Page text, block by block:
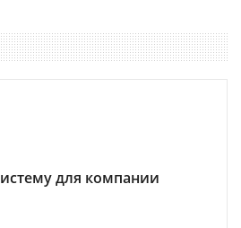
для компании